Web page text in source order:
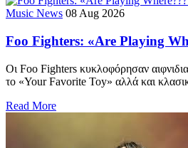
Music News 08 Aug 2026
Foo Fighters: «Are Playing
Οι Foo Fighters κυκλοφόρησαν
το «Your Favorite Toy» αλλά και
Read More